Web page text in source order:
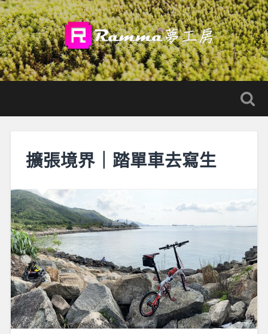
擴張境界｜踏單車去寫生